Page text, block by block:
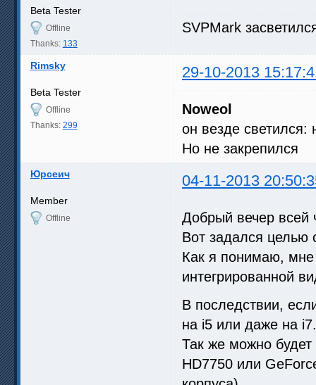
Beta Tester
Offline
Thanks: 133
SVPMark
Rimsky 29-10-2013
Beta Tester
Offline
Thanks: 299
Noweol
он везде
Но не закрепился
Юрсеич 04-11-2013
Member
Offline
Добрый вечер всей
Вот задался целью
Как я понимаю, мне
интегрированной
В последствии,
на i5 или даже на i7.
Так же можно будет
HD7750 или